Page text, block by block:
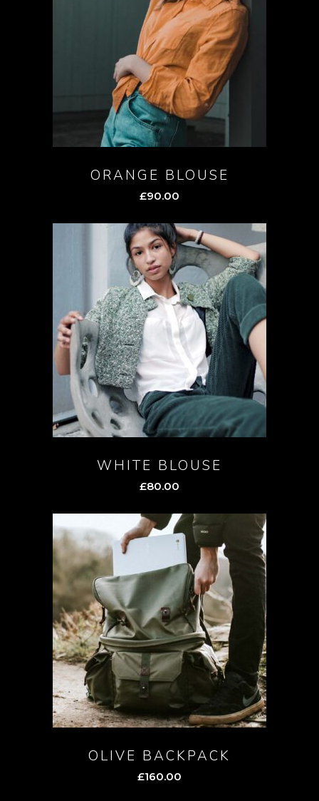
ORANGE BLOUSE
£90.00
WHITE BLOUSE
£80.00
OLIVE BACKPACK
£160.00